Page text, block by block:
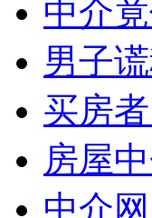
中介
男子
买房
房屋
中介